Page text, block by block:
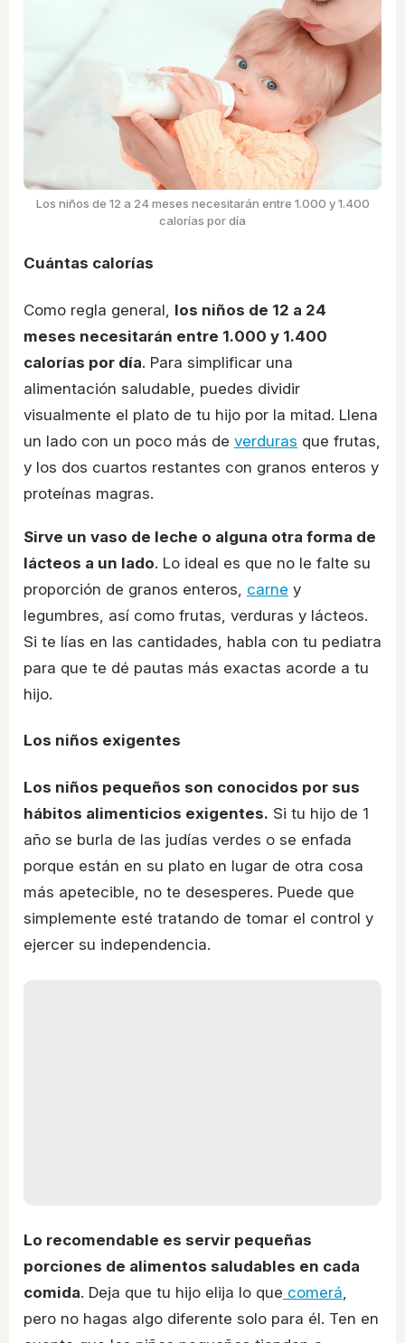
Los niños de 12 a 24 meses necesitarán entre 1.000 y 1.400
calorías por día
Cuántas calorías
Como regla general, los niños de 12 a 24
meses necesitarán entre 1.000 y 1.400
calorías por día. Para simplificar una
alimentación saludable, puedes dividir
visualmente el plato de tu hijo por la mitad. Llena
un lado con un poco más de verduras que frutas,
y los dos cuartos restantes con granos enteros y
proteínas magras.
Sirve un vaso de leche o alguna otra forma de
lácteos a un lado. Lo ideal es que no le falte su
proporción de granos enteros, carne y
legumbres, así como frutas, verduras y lácteos.
Si te lías en las cantidades, habla con tu pediatra
para que te dé pautas más exactas acorde a tu
hijo.
Los niños exigentes
Los niños pequeños son conocidos por sus
hábitos alimenticios exigentes. Si tu hijo de 1
año se burla de las judías verdes o se enfada
porque están en su plato en lugar de otra cosa
más apetecible, no te desesperes. Puede que
simplemente esté tratando de tomar el control y
ejercer su independencia.
Lo recomendable es servir pequeñas
porciones de alimentos saludables en cada
comida. Deja que tu hijo elija lo que comerá
pero no hagas algo diferente solo para él. Ten en